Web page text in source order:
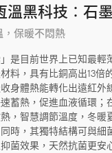
溫黑科技：石
，保暖不悶熱
」是目前世界上已知最輕
料，具有比銅高出13倍
身體熱能轉化出遠紅外
蓄熱，促進血液循環；
，智慧調節溫度，冬暖
時，其獨特結構可與細
菌效果，天然抗菌更安